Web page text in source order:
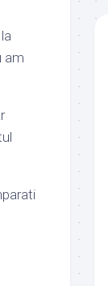
am